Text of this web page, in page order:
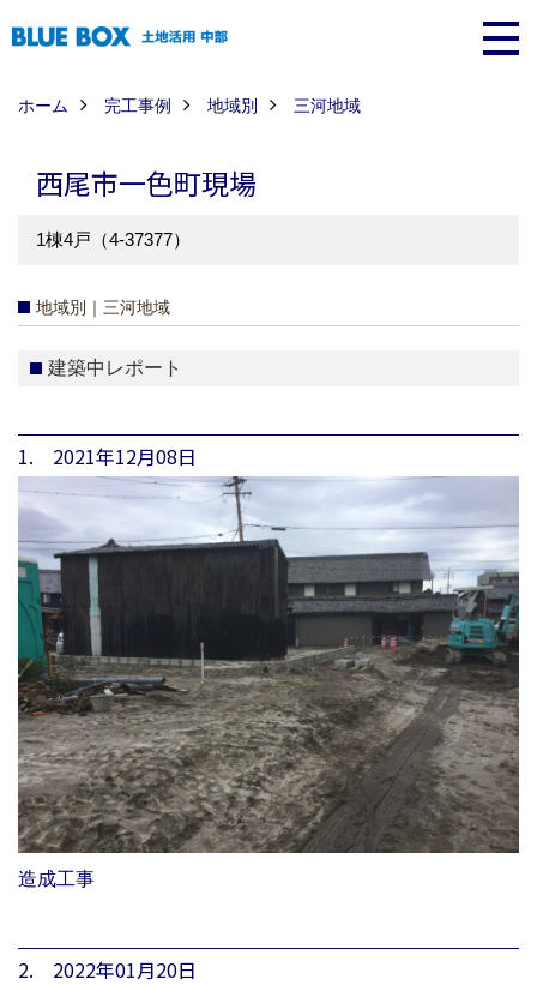
ホーム 完工事例 地域別 三河地域
西尾市一色町現場
1棟4戸（4-37377）
地域別｜三河地域
建築中レポート
1. 2021年12月08日
造成工事
2. 2022年01月20日